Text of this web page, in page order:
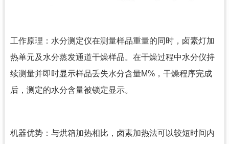
工作原理：水分测定仪在测量样品重量的同时，卤素灯加
热单元及水分蒸发通道干燥样品。在干燥过程中水分仪持
续测量并即时显示样品丢失水分含量M%，干燥程序完成
后，测定的水分含量被锁定显示。
机器优势：与烘箱加热相比，卤素加热法可以较短时间内